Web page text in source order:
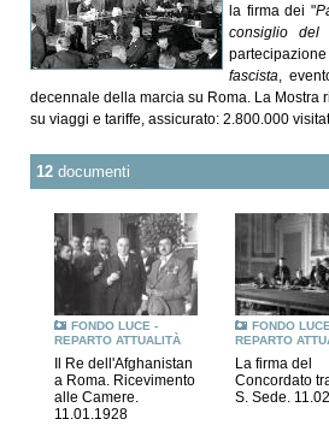
la firma dei "
consiglio del
fascista,
decennale della marcia su Roma. La Mostra
su viaggi e tariffe, assicurato: 2.800.000
12 documenti
FONDO LUCE -
REPARTO ATTUALITÀ
Il Re dell'Afghanistan
a Roma. Ricevimento
alle Camere.
11.01.1928
FONDO
REPARTO
La firma del
Concordato
S. Sede.